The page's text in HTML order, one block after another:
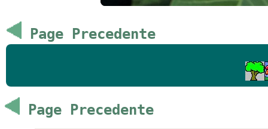
Page Precedente
Page Precedente